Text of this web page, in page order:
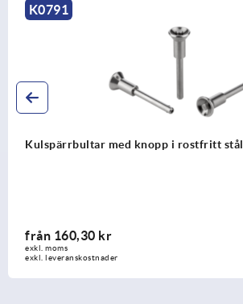
K0791
Kulspärrbultar med knopp i rostfritt stål
från 160,30 kr
exkl. moms
exkl. leveranskostnader